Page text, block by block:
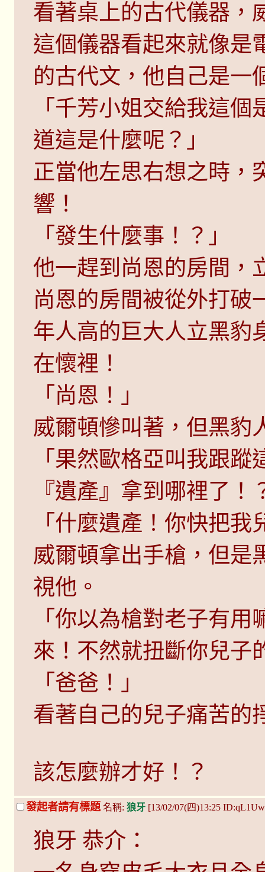
看著桌上的古代儀器，
這個儀器看起來就像是
的古代文，他自己是一
「千芳小姐交給我這
道這是什麼呢？」
正當他左思右想之時，
響！
「發生什麼事！？」
他一趕到尚恩的房間，
尚恩的房間被從外打破
年人高的巨大人立黑豹
在懷裡！
「尚恩！」
威爾頓慘叫著，但黑豹
「果然歐格亞叫我跟
『遺產』拿到哪裡了！
「什麼遺產！你快把我
威爾頓拿出手槍，但是
視他。
「你以為槍對老子有
來！不然就扭斷你兒子
「爸爸！」
看著自己的兒子痛苦的
該怎麼辦才好！？
發起者請有標題 名稱: 狼牙 [13/02/07(四)13:25
狼牙 恭介：